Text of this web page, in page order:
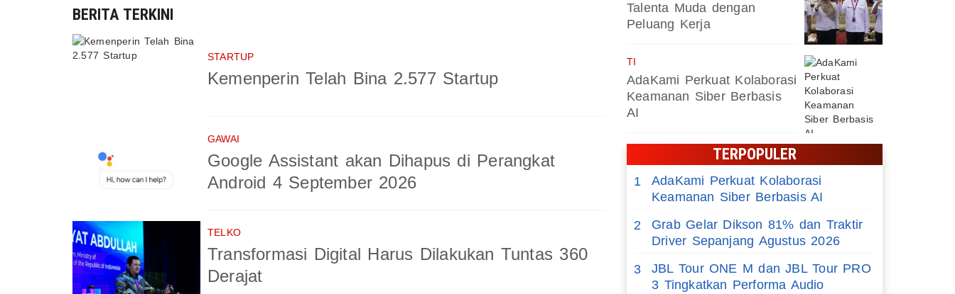
BERITA TERKINI
STARTUP
Kemenperin Telah Bina 2.577 Startup
GAWAI
Google Assistant akan Dihapus di Perangkat
Android 4 September 2026
TELKO
Transformasi Digital Harus Dilakukan Tuntas 360
Derajat
Talenta Muda dengan
Peluang Kerja
TI
AdaKami Perkuat Kolaborasi
Keamanan Siber Berbasis
AI
TERPOPULER
1
AdaKami Perkuat Kolaborasi
Keamanan Siber Berbasis AI
2
Grab Gelar Dikson 81% dan Traktir
Driver Sepanjang Agustus 2026
3
JBL Tour ONE M dan JBL Tour PRO
3 Tingkatkan Performa Audio